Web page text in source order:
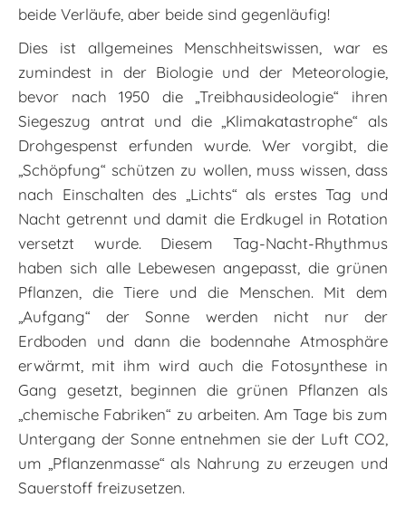
beide Verläufe, aber beide sind gegenläufig!
Dies ist allgemeines Menschheitswissen, war es
zumindest in der Biologie und der Meteorologie,
bevor nach 1950 die „Treibhausideologie“ ihren
Siegeszug antrat und die „Klimakatastrophe“ als
Drohgespenst erfunden wurde. Wer vorgibt, die
„Schöpfung“ schützen zu wollen, muss wissen, dass
nach Einschalten des „Lichts“ als erstes Tag und
Nacht getrennt und damit die Erdkugel in Rotation
versetzt wurde. Diesem Tag-Nacht-Rhythmus
haben sich alle Lebewesen angepasst, die grünen
Pflanzen, die Tiere und die Menschen. Mit dem
„Aufgang“ der Sonne werden nicht nur der
Erdboden und dann die bodennahe Atmosphäre
erwärmt, mit ihm wird auch die Fotosynthese in
Gang gesetzt, beginnen die grünen Pflanzen als
„chemische Fabriken“ zu arbeiten. Am Tage bis zum
Untergang der Sonne entnehmen sie der Luft CO2,
um „Pflanzenmasse“ als Nahrung zu erzeugen und
Sauerstoff freizusetzen.